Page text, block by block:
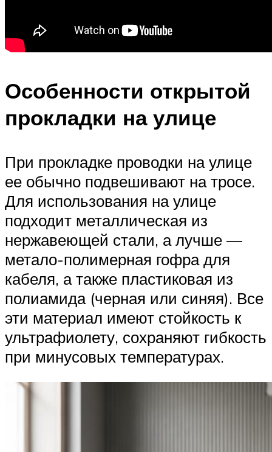
Особенности открытой
прокладки на улице
При прокладке проводки на улице
ее обычно подвешивают на тросе.
Для использования на улице
подходит металлическая из
нержавеющей стали, а лучше —
метало-полимерная гофра для
кабеля, а также пластиковая из
полиамида (черная или синяя). Все
эти материал имеют стойкость к
ультрафиолету, сохраняют гибкость
при минусовых температурах.